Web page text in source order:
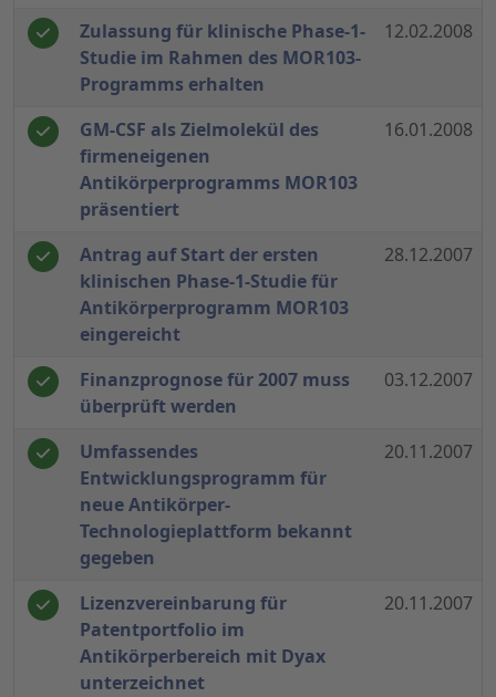
Zulassung für klinische Phase-1-
Studie im Rahmen des MOR103-
Programms erhalten
12.02.2008
GM-CSF als Zielmolekül des
firmeneigenen
Antikörperprogramms MOR103
präsentiert
16.01.2008
Antrag auf Start der ersten
klinischen Phase-1-Studie für
Antikörperprogramm MOR103
eingereicht
28.12.2007
Finanzprognose für 2007 muss
überprüft werden
03.12.2007
Umfassendes
Entwicklungsprogramm für
neue Antikörper-
Technologieplattform bekannt
gegeben
20.11.2007
Lizenzvereinbarung für
Patentportfolio im
Antikörperbereich mit Dyax
unterzeichnet
20.11.2007